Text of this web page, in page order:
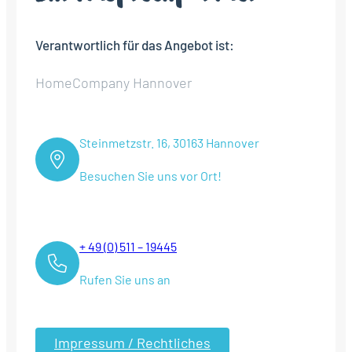
Verantwortlich für das Angebot ist:
HomeCompany Hannover
Steinmetzstr. 16, 30163 Hannover
Besuchen Sie uns vor Ort!
+ 49 (0) 511 – 19445
Rufen Sie uns an
Impressum / Rechtliches